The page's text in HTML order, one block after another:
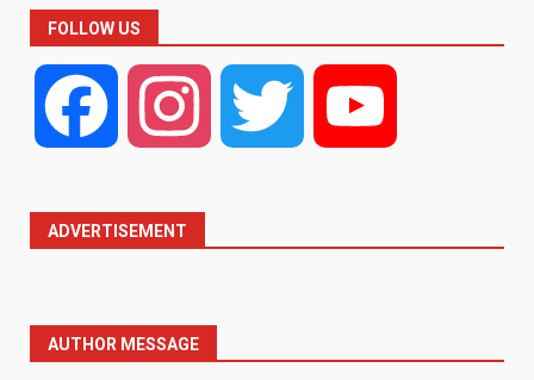
FOLLOW US
Facebook Instagram Twitter
ADVERTISEMENT
AUTHOR MESSAGE